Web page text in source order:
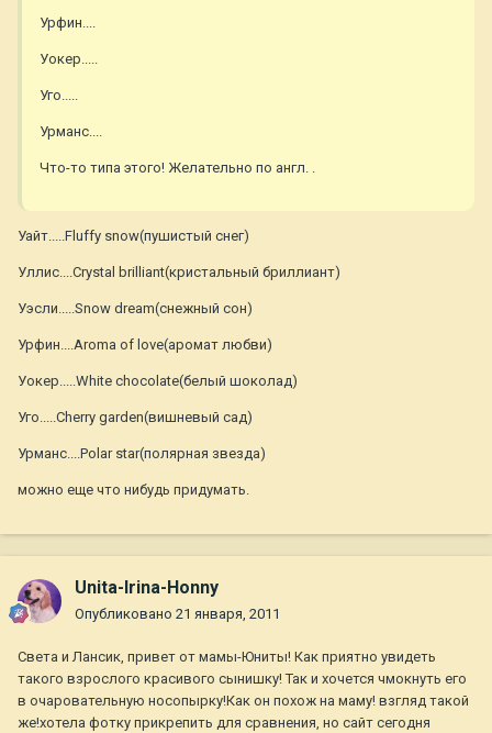
Урфин....
Уокер.....
Уго.....
Урманс....
Что-то типа этого! Желательно по англ. .
Уайт.....Fluffy snow(пушистый снег)
Уллис....Crystal brilliant(кристальный бриллиант)
Уэсли.....Snow dream(снежный сон)
Урфин....Aroma of love(аромат любви)
Уокер.....White chocolate(белый шоколад)
Уго.....Cherry garden(вишневый сад)
Урманс....Polar star(полярная звезда)
можно еще что нибудь придумать.
Unita-Irina-Honny
Опубликовано 21 января, 2011
Света и Лансик, привет от мамы-Юниты! Как приятно увидеть
такого взрослого красивого сынишку! Так и хочется чмокнуть его
в очаровательную носопырку!Как он похож на маму! взгляд такой
же!хотела фотку прикрепить для сравнения, но сайт сегодня